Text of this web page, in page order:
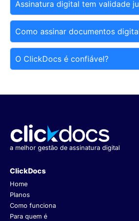
Assinatura digital tem validade
Como assinar documentos
O ClickDocs é confiável?
a melhor gestão de assinatura digital
ClickDocs
Home
Planos
Como funciona
Para quem é